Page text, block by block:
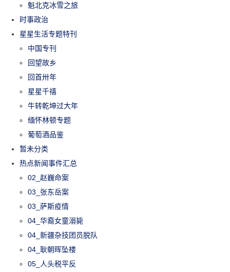
魁北克冰雪之旅
时事政治
星星生活专题特刊
中国专刊
回望故乡
回首卅年
星星千禧
牛转乾坤过大年
缅怀林顿专题
葡萄酒品鉴
暂未分类
热点新闻事件汇总
02_赵巍命案
03_张东岳案
03_萨斯疫情
04_华裔女童溺毙
04_新疆杂技团员脱队
04_耿朝晖坠楼
05_人头税平反